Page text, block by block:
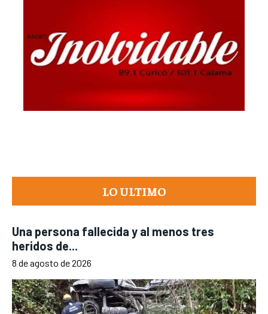
LO ULTIMO
Una persona fallecida y al menos tres
heridos de...
8 de agosto de 2026